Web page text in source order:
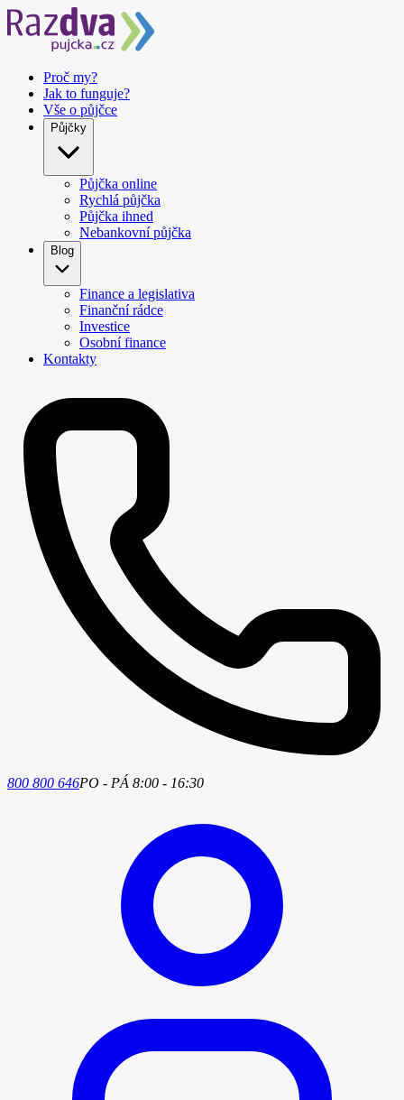
Proč my?
Jak to funguje?
Vše o půjčce
Půjčky
Půjčka online
Rychlá půjčka
Půjčka ihned
Nebankovní půjčka
Blog
Finance a legislativa
Finanční rádce
Investice
Osobní finance
Kontakty
800 800 646PO - PÁ 8:00 - 16:30